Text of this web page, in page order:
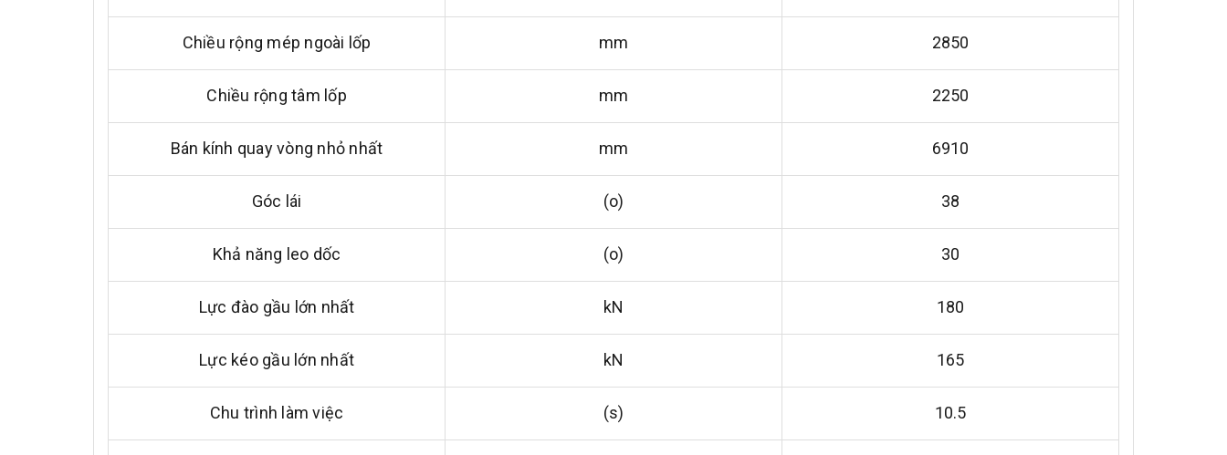
Chiều rộng mép ngoài lốp mm 2850
Chiều rộng tâm lốp mm 2250
Bán kính quay vòng nhỏ nhất mm 6910
Góc lái (o) 38
Khả năng leo dốc (o) 30
Lực đào gầu lớn nhất kN 180
Lực kéo gầu lớn nhất kN 165
Chu trình làm việc (s) 10.5